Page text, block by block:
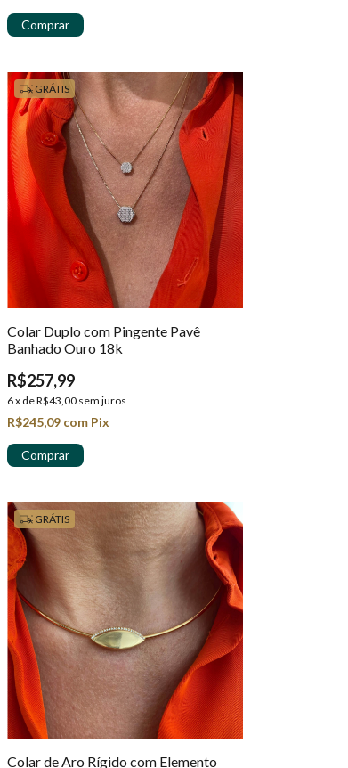
GRÁTIS
Colar Duplo com Pingente Pavê
Banhado Ouro 18k
R$257,99
6x deR$43,00 sem juros
R$245,09 com Pix
GRÁTIS
Colar de Aro Rígido com Elemento